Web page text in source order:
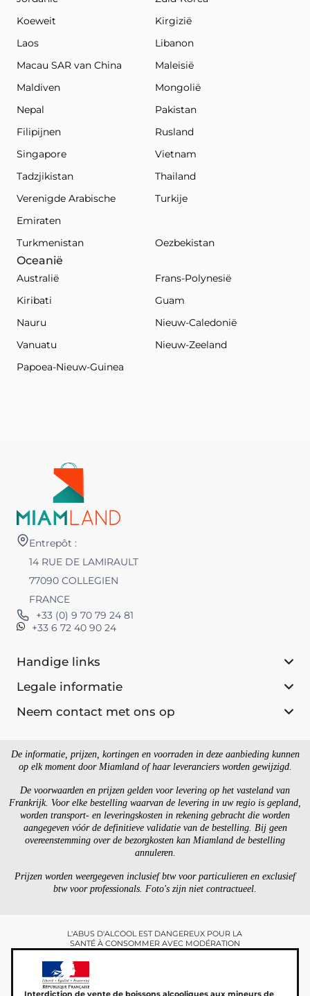
Koeweit
Kirgizië
Laos
Libanon
Macau SAR van China
Maleisië
Maldiven
Mongolië
Nepal
Pakistan
Filipijnen
Rusland
Singapore
Vietnam
Tadzjikistan
Thailand
Verenigde Arabische
Emiraten
Turkije
Turkmenistan Oezbekistan
Oceanië
Australië
Frans-Polynesië
Kiribati
Guam
Nauru
Nieuw-Caledonië
Vanuatu
Nieuw-Zeeland
Papoea-Nieuw-Guinea
Entrepôt :
14 RUE DE LAMIRAULT
77090 COLLEGIEN
FRANCE
+33 (0) 9 70 79 24 81
+33 6 72 40 90 24
Handige links
Legale informatie
Neem contact met ons op
De informatie, prijzen, kortingen en voorraden in deze aanbieding kunnen
op elk moment door Miamland of haar leveranciers worden gewijzigd.
De voorwaarden en prijzen gelden voor levering op het vasteland van
Frankrijk. Voor elke bestelling waarvan de levering in uw regio is gepland,
worden transport- en leveringskosten in rekening gebracht die worden
aangegeven vóór de definitieve validatie van de bestelling. Bij geen
overeenstemming over de bezorgkosten kan Miamland de bestelling
annuleren.
Prijzen worden weergegeven inclusief btw voor particulieren en exclusief
btw voor professionals. Foto's zijn niet contractueel.
L'ABUS D'ALCOOL EST DANGEREUX POUR LA
SANTÉ À CONSOMMER AVEC MODÉRATION